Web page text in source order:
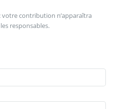
contribution n’apparaîtra
responsables.